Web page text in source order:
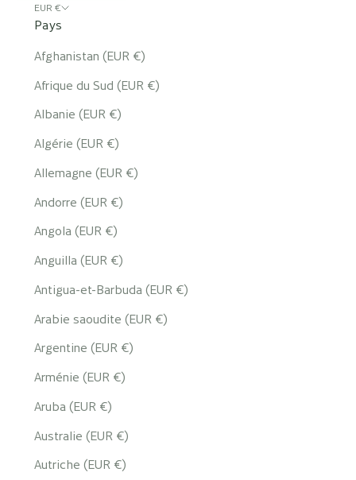
EUR €
Pays
Afghanistan (EUR €)
Afrique du Sud (EUR €)
Albanie (EUR €)
Algérie (EUR €)
Allemagne (EUR €)
Andorre (EUR €)
Angola (EUR €)
Anguilla (EUR €)
Antigua-et-Barbuda (EUR €)
Arabie saoudite (EUR €)
Argentine (EUR €)
Arménie (EUR €)
Aruba (EUR €)
Australie (EUR €)
Autriche (EUR €)